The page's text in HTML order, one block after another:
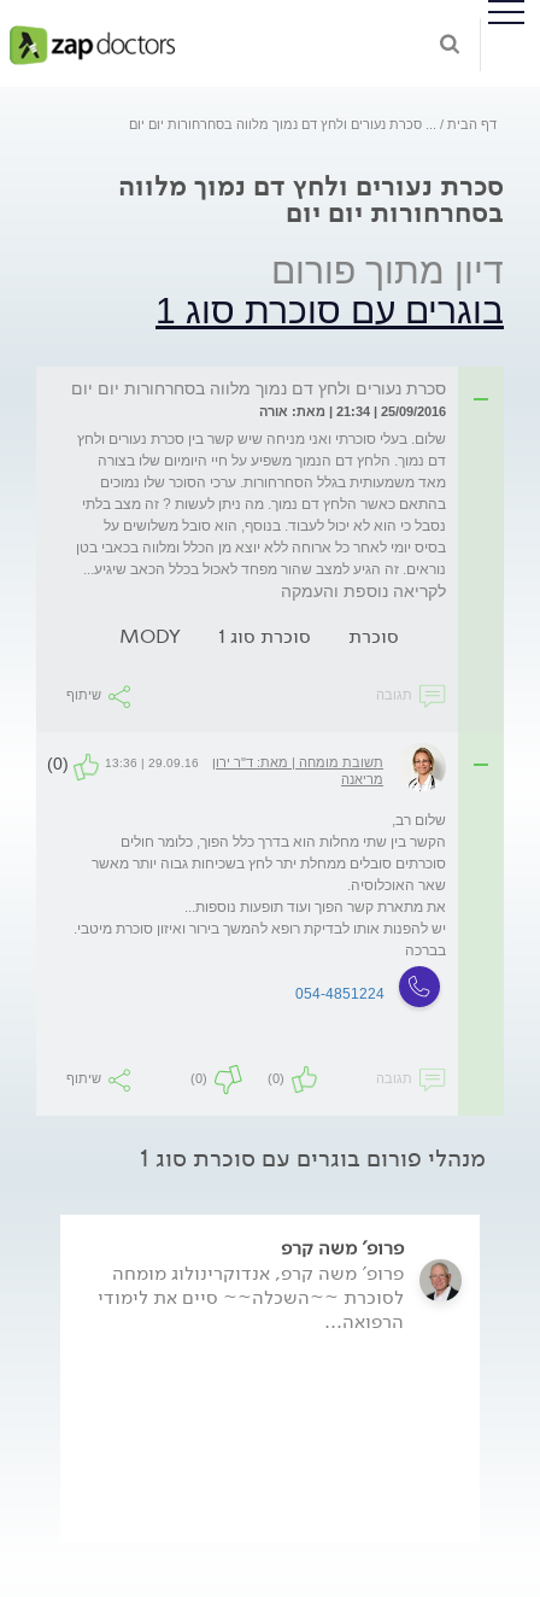
דף הבית סכרת נעורים ולחץ דם נמוך מלווה בסחרחורות יום יום
סכרת נעורים ולחץ דם נמוך מלווה
בסחרחורות יום יום
דיון מתוך פורום
בוגרים עם סוכרת סוג 1
סכרת נעורים ולחץ דם נמוך מלווה בסחרחורות יום יום
25/09/2016 | 21:34 | מאת: אורה
שלום. בעלי סוכרתי ואני מניחה שיש קשר בין סכרת נעורים ולחץ
דם נמוך. הלחץ דם הנמוך משפיע על חיי היומיום שלו בצורה
מאד משמעותית בגלל הסחרחורות. ערכי הסוכר שלו נמוכים
בהתאם כאשר הלחץ דם נמוך. מה ניתן לעשות ? זה מצב בלתי
נסבל כי הוא לא יכול לעבוד. בנוסף, הוא סובל משלושים על
בסיס יומי לאחר כל ארוחה ללא יוצא מן הכלל ומלווה בכאבי בטן
נוראים. זה הגיע למצב שהור מפחד לאכול בכלל הכאב שיגיע...
לקריאה נוספת והעמקה
סוכרת סוכרת סוג 1 MODY
תגובה שיתוף
תשובת מומחה | מאת: ד"ר ירון
מריאנה
29.09.16 | 13:36
(0)
הקשר בין שתי מחלות הוא בדרך כלל הפוך, כלומר חולים
סוכרתים סובלים ממחלת יתר לחץ בשכיחות גבוה יותר מאשר
בברכה
054-4851224
תגובה (0)
(0) שיתוף
מנהלי פורום בוגרים עם סוכרת סוג 1
פרופ' משה קרפ
פרופ' משה קרפ, אנדוקרינולוג מומחה
לסוכרת ~~השכלה~~ סיים את לימודי
הרפואה...